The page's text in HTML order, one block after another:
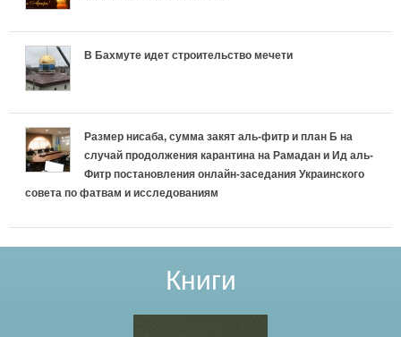
В Бахмуте идет строительство мечети
Размер нисаба, сумма закят аль-фитр и план Б на
случай продолжения карантина на Рамадан и Ид аль-
Фитр постановления онлайн-заседания Украинского
совета по фатвам и исследованиям
Книги